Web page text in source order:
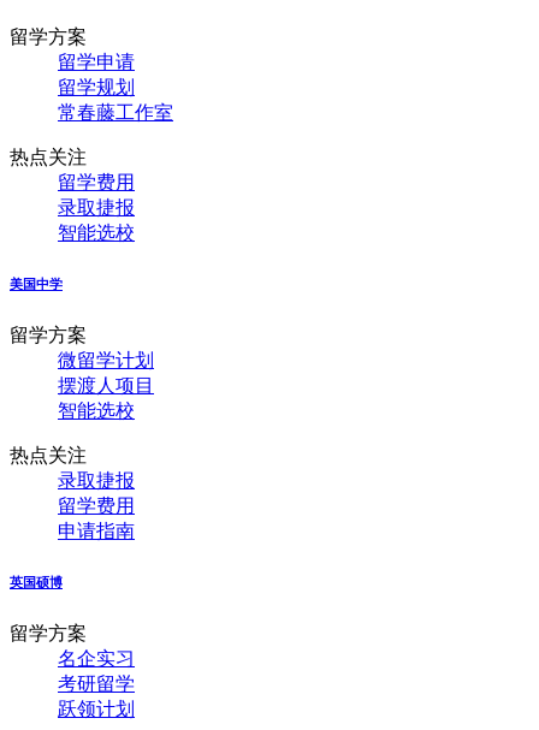
留学方案
留学申请
留学规划
常春藤工作室
热点关注
留学费用
录取捷报
智能选校
美国中学
留学方案
微留学计划
摆渡人项目
智能选校
热点关注
录取捷报
留学费用
申请指南
英国硕博
留学方案
名企实习
考研留学
跃领计划